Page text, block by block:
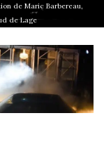
de Maric Barbereau,
de Lage